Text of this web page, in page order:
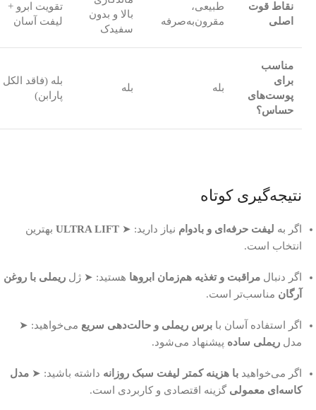
نقاط قوت
اصلی
طبیعی،
مقرون‌به‌صرفه
بالا و بدون
سفیدک
تقویت ابرو +
لیفت آسان
مناسب
برای
پوست‌های
حساس؟
بله بله
بله (فاقد الکل
پارابن)
نتیجه‌گیری کوتاه
اگر به لیفت حرفه‌ای و بادوام نیاز دارید: ➤ ULTRA LIFT بهترین
انتخاب است.
اگر دنبال مراقبت و تغذیه هم‌زمان ابروها هستید: ➤ ژل ریملی با روغن
آرگان مناسب‌تر است.
اگر استفاده آسان با برس ریملی و حالت‌دهی سریع می‌خواهید: ➤
مدل ریملی ساده پیشنهاد می‌شود.
اگر می‌خواهید با هزینه کمتر لیفت سبک روزانه داشته باشید: ➤ مدل
کاسه‌ای معمولی گزینه اقتصادی و کاربردی است.